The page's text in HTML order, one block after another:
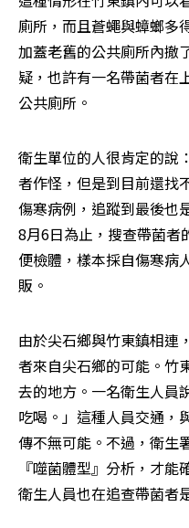
廁所，而且蒼蠅與蟑螂多
加蓋老舊的公共廁所內撤
疑，也許有一名帶菌者在
公共廁所。
衛生單位的人很肯定的說
者作怪，但是到目前還找
傷寒病例，追蹤到最後也
8月6日為止，搜查帶菌者
便檢體，樣本採自傷寒病
販。
由於尖石鄉與竹東鎮相連
者來自尖石鄉的可能。竹
去的地方。一名衛生人員
吃喝。」這種人員交通，
傳不無可能。不過，衛生
『噬菌體型』分析，才
衛生人員也在追查帶菌者